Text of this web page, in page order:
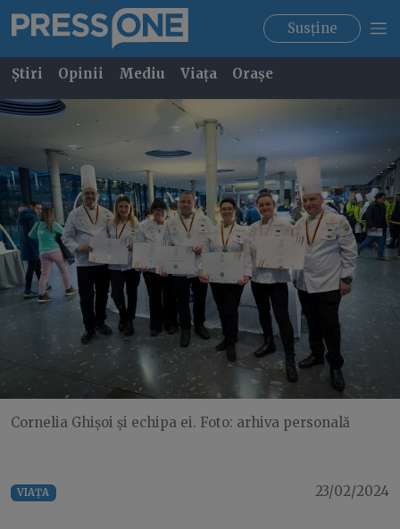
Susține
Știri Opinii Mediu Viața Orașe
Cornelia Ghișoi și echipa ei. Foto: arhiva personală
VIAȚA 23/02/2024